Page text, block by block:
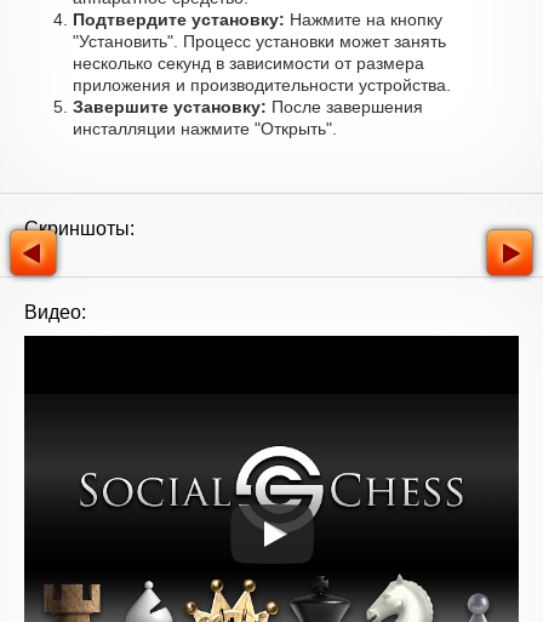
Подтвердите установку: Нажмите на кнопку
"Установить". Процесс установки может занять
несколько секунд в зависимости от размера
приложения и производительности устройства.
Завершите установку: После завершения
инсталляции нажмите "Открыть".
Скриншоты:
Видео: